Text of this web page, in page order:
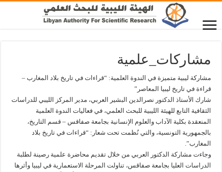
مشاركات_علمية
مشاركة ليبية متميزة في الندوة العلمية: “قراءات في تاريخ بلاد المغارب –
قراءة في تاريخ ليبيا المعاصر”
شارك الأستاذ الدكتور نصرالدين البشير العربي، مدير المركز الليبي للدراسات
الثقافية التابع للهيئة الليبية للبحث العلمي، في فعاليات الندوة العلمية
المنعقدة بكلية الآداب والعلوم الإنسانية بجامعة صفاقس – قسم التاريخ،
بالجمهورية التونسية، والتي نُظمت تحت شعار: “قراءات في تاريخ بلاد
المغارب”.
وجاءت مشاركة الدكتور العربي من خلال تقديم محاضرة علمية رصينة لطلبة
الدراسات العليا بجامعة صفاقس، تناولت المرحلة الاستعمارية في ليبيا وأثرها